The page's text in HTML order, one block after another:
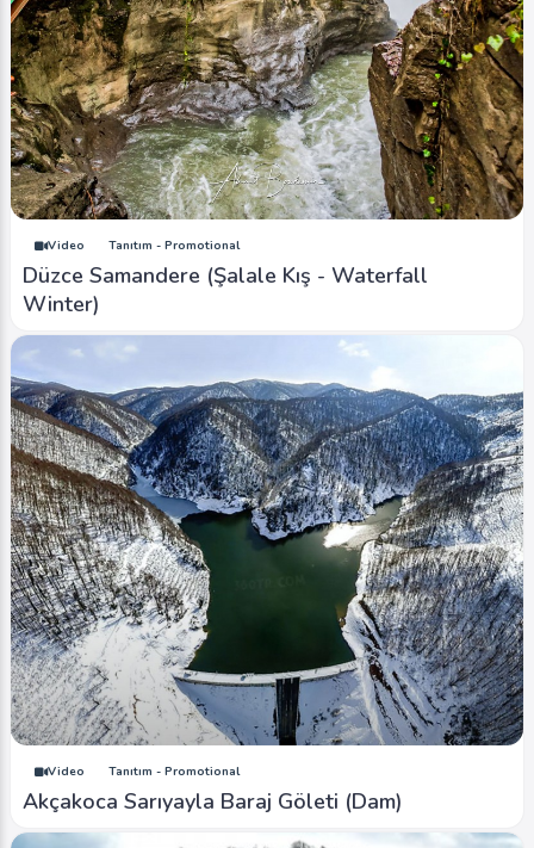
Video Tanıtım - Promotional
Düzce Samandere (Şalale Kış - Waterfall
Winter)
Video Tanıtım - Promotional
Akçakoca Sarıyayla Baraj Göleti (Dam)